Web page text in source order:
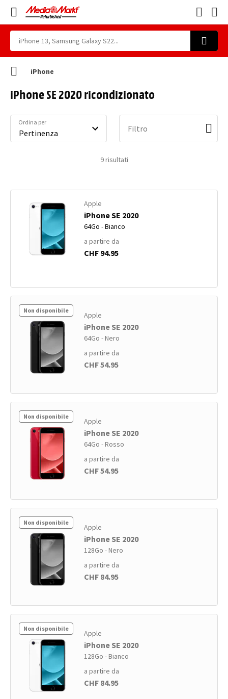
iPhone
iPhone SE 2020 ricondizionato
9risultati
Ordina per
Filtro
Apple
iPhone SE 2020
64Go - Bianco
a partire da
CHF 94.95
Non disponibile Apple
iPhone SE 2020
64Go - Nero
a partire da
CHF 54.95
Non disponibile Apple
iPhone SE 2020
64Go - Rosso
a partire da
CHF 54.95
Non disponibile Apple
iPhone SE 2020
128Go - Nero
a partire da
CHF 84.95
Non disponibile Apple
iPhone SE 2020
128Go - Bianco
a partire da
CHF 84.95